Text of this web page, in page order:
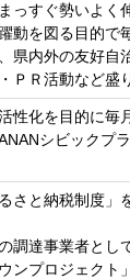
っすぐ勢いよく
動を図る目的で
県内外の友好自
ＰＲ活動など盛
性化を目的に毎
シビックプ
るさと納税制度
調達事業者とし
ウンプロジェク